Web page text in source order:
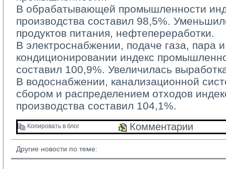
В обрабатывающей промышленности
производства составил 98,5%.
продуктов питания, нефтепереработки.
В электроснабжении, подаче газа, пара
кондиционировании индекс
составил 100,9%. Увеличилась
В водоснабжении, канализационной
сбором и распределением отходов
производства составил 104,1%.
Копировать в блог Комментарии
Другие новости по теме: